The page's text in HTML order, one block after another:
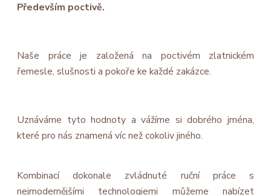
Především poctivě.
Naše práce je založená na poctivém zlatnickém
řemesle, slušnosti a pokoře ke každé zakázce.
Uznáváme tyto hodnoty a vážíme si dobrého jména,
které pro nás znamená víc než cokoliv jiného.
Kombinací dokonale zvládnuté ruční práce s
nejmodernějšími technologiemi můžeme nabízet